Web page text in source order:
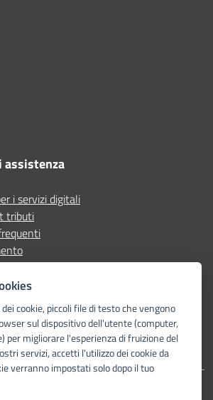
assistenza
i servizi digitali
tributi
cookie, piccoli file di testo che vengono
sul dispositivo dell'utente (computer,
per migliorare l'esperienza di fruizione del
servizi, accetti l'utilizzo dei cookie da
verranno impostati solo dopo il tuo